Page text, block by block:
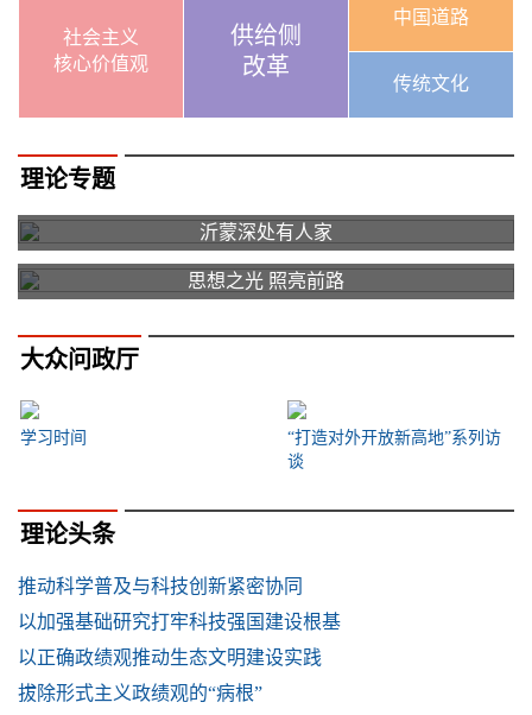
社会主义
核心价值观
供给侧
改革
中国道路
传统文化
理论专题
沂蒙深处有人家
思想之光 照亮前路
大众问政厅
学习时间
“打造对外开放新高地”系列访
谈
理论头条
推动科学普及与科技创新紧密协同
以加强基础研究打牢科技强国建设根基
以正确政绩观推动生态文明建设实践
拔除形式主义政绩观的“病根”